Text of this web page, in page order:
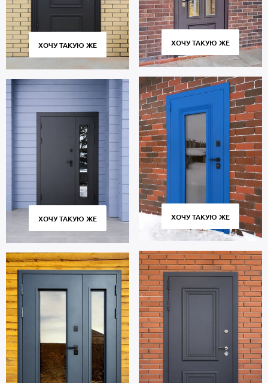
ХОЧУ ТАКУЮ ЖЕ
ХОЧУ ТАКУЮ ЖЕ
ХОЧУ ТАКУЮ ЖЕ
ХОЧУ ТАКУЮ ЖЕ